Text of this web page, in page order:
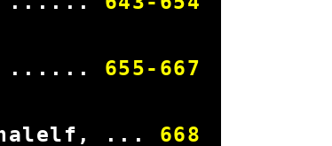
...... 655- 667
... 668